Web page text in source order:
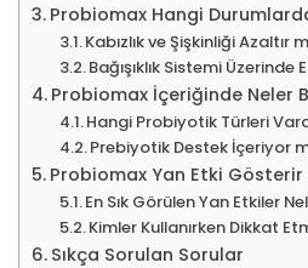
Probiomax Hangi
Kabızlık ve Şişkinliği Azaltır
Bağışıklık Sistemi Üzerinde
Probiomax İçeriğinde Neler
Hangi Probiyotik Türleri
Prebiyotik Destek İçeriyor
Probiomax Yan Etki Gösterir
En Sık Görülen Yan Etkiler
Kimler Kullanırken Dikkat
Sıkça Sorulan Sorular